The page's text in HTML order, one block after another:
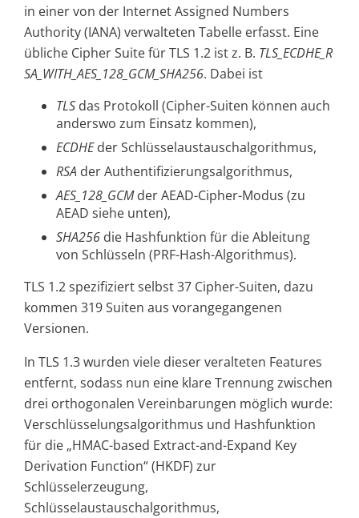
in einer von der Internet Assigned Numbers
Authority (IANA) verwalteten Tabelle erfasst. Eine
übliche Cipher Suite für TLS 1.2 ist z. B. TLS_ECDHE_R
SA_WITH_AES_128_GCM_SHA256. Dabei ist
TLS das Protokoll (Cipher-Suiten können auch
anderswo zum Einsatz kommen),
ECDHEder Schlüsselaustauschalgorithmus,
RSA der Authentifizierungsalgorithmus,
AES_128_GCMder AEAD-Cipher-Modus (zu
AEAD siehe unten),
SHA256 die Hashfunktion für die Ableitung
von Schlüsseln (PRF-Hash-Algorithmus).
TLS 1.2 spezifiziert selbst 37 Cipher-Suiten, dazu
kommen 319 Suiten aus vorangegangenen
Versionen.
In TLS 1.3 wurden viele dieser veralteten Features
entfernt, sodass nun eine klare Trennung zwischen
drei orthogonalen Vereinbarungen möglich wurde:
Verschlüsselungsalgorithmus und Hashfunktion
für die „HMAC-based Extract-and-Expand Key
Derivation Function“ (HKDF) zur
Schlüsselerzeugung,
Schlüsselaustauschalgorithmus,